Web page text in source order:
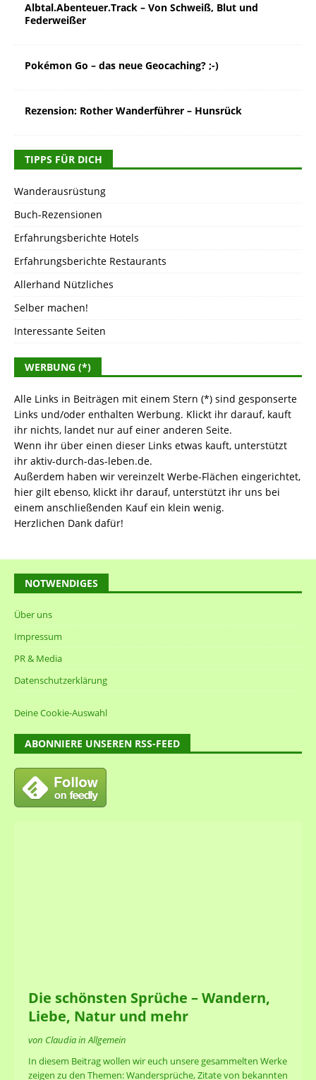
Albtal.Abenteuer.Track – Von Schweiß, Blut und
Federweißer
Pokémon Go – das neue Geocaching? ;-)
Rezension: Rother Wanderführer – Hunsrück
TIPPS FÜR DICH
Wanderausrüstung
Buch-Rezensionen
Erfahrungsberichte Hotels
Erfahrungsberichte Restaurants
Allerhand Nützliches
Selber machen!
Interessante Seiten
WERBUNG (*)
Alle Links in Beiträgen mit einem Stern (*) sind gesponserte
Links und/oder enthalten Werbung. Klickt ihr darauf, kauft
ihr nichts, landet nur auf einer anderen Seite.
Wenn ihr über einen dieser Links etwas kauft, unterstützt
ihr aktiv-durch-das-leben.de.
Außerdem haben wir vereinzelt Werbe-Flächen eingerichtet,
hier gilt ebenso, klickt ihr darauf, unterstützt ihr uns bei
einem anschließenden Kauf ein klein wenig.
Herzlichen Dank dafür!
NOTWENDIGES
Über uns
Impressum
PR & Media
Datenschutzerklärung
Deine Cookie-Auswahl
ABONNIERE UNSEREN RSS-FEED
Die schönsten Sprüche – Wandern,
Liebe, Natur und mehr
von Claudia in Allgemein
In diesem Beitrag wollen wir euch unsere gesammelten Werke
zeigen zu den Themen: Wandersprüche, Zitate von bekannten